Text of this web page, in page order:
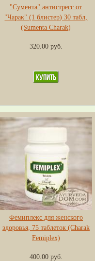
"Сумента" антистресс от
"Чарак" (1 блистер) 30 табл,
(Sumenta Charak)
320.00 руб.
Фемиплекс для женского
здоровья, 75 таблеток (Charak
Femiplex)
400.00 руб.